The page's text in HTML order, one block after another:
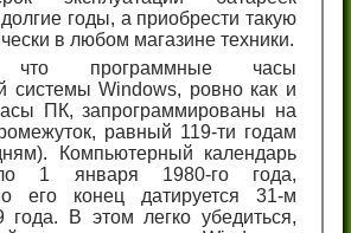
годы, а приобрести такую
в любом магазине техники.
что программные часы
системы Windows, ровно как и
ПК, запрограммированы на
равный 119-ти годам
Компьютерный календарь
1 января 1980-го года,
его конец датируется 31-м
года. В этом легко убедиться,